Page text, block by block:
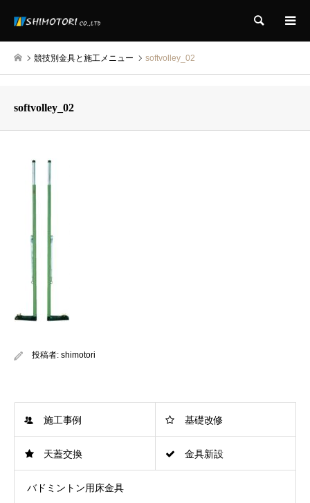
検索
競技別金具と施工メニュー softvolley_02
softvolley_02
投稿者: shimotori
施工事例 基礎改修
天蓋交換 金具新設
バドミントン用床金具